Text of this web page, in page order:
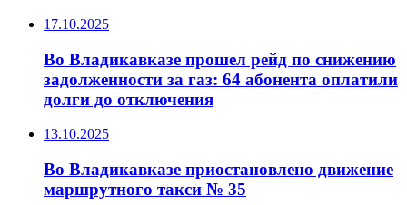
17.10.2025
Во Владикавказе прошел рейд по снижению
задолженности за газ: 64 абонента оплатили
долги до отключения
13.10.2025
Во Владикавказе приостановлено движение
маршрутного такси № 35